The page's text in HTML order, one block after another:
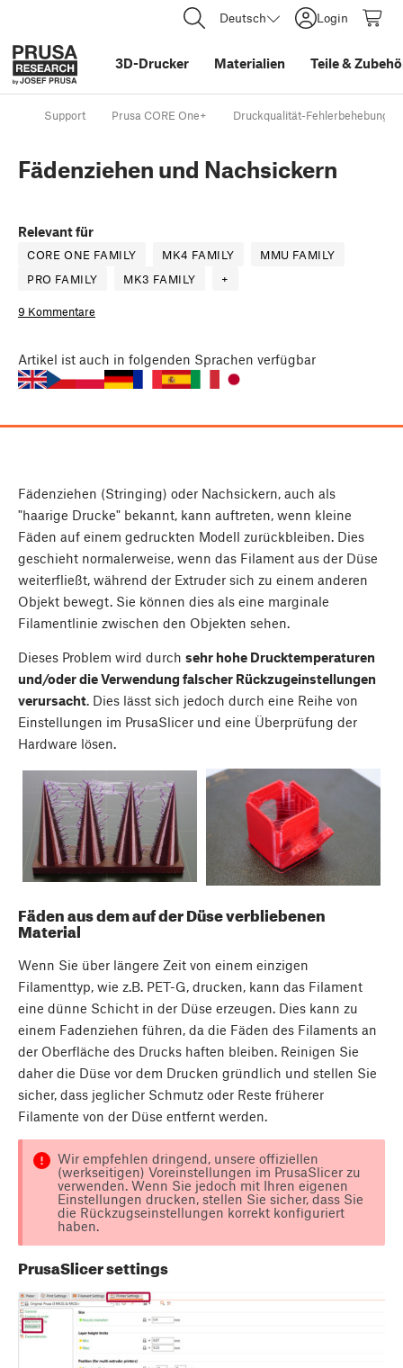
Deutsch Login
3D-Drucker Materialien Teile&
Support Prusa CORE One+ Druckqualität-Fehlerbehebung
Fädenziehen und Nachsickern
Relevant für
CORE ONE FAMILY MK4 FAMILY
MMU FAMILY
PRO FAMILY
MK3 FAMILY +
9 Kommentare
Artikel ist auch in folgenden Sprachen verfügbar
Fädenziehen (Stringing) oder Nachsickern, auch als
"haarige Drucke" bekannt, kann auftreten, wenn kleine
Fäden auf einem gedruckten Modell zurückbleiben. Dies
geschieht normalerweise, wenn das Filament aus der Düse
weiterfließt, während der Extruder sich zu einem anderen
Objekt bewegt. Sie können dies als eine marginale
Filamentlinie zwischen den Objekten sehen.
Dieses Problem wird durch sehr hohe Drucktemperaturen
und/oder die Verwendung falscher Rückzugeinstellungen
verursacht. Dies lässt sich jedoch durch eine Reihe von
Einstellungen im PrusaSlicer und eine Überprüfung der
Hardware lösen.
Fäden aus dem auf der Düse verbliebenen
Material
Wenn Sie über längere Zeit von einem einzigen
Filamenttyp, wie z.B. PET-G, drucken, kann das Filament
eine dünne Schicht in der Düse erzeugen. Dies kann zu
einem Fadenziehen führen, da die Fäden des Filaments an
der Oberfläche des Drucks haften bleiben. Reinigen Sie
daher die Düse vor dem Drucken gründlich und stellen Sie
sicher, dass jeglicher Schmutz oder Reste früherer
Filamente von der Düse entfernt werden.
Wir empfehlen dringend, unsere offiziellen
(werkseitigen) Voreinstellungen im PrusaSlicer zu
verwenden. Wenn Sie jedoch mit Ihren eigenen
Einstellungen drucken, stellen Sie sicher, dass Sie
die Rückzugseinstellungen korrekt konfiguriert
haben.
PrusaSlicer settings